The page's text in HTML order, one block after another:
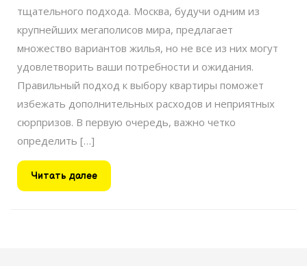
тщательного подхода. Москва, будучи одним из
крупнейших мегаполисов мира, предлагает
множество вариантов жилья, но не все из них могут
удовлетворить ваши потребности и ожидания.
Правильный подход к выбору квартиры поможет
избежать дополнительных расходов и неприятных
сюрпризов. В первую очередь, важно четко
определить […]
Читать далееЧитать
далее